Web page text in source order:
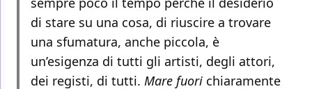
di stare su una cosa, di riuscire a trovare
una sfumatura, anche piccola, è
un’esigenza di tutti gli artisti, degli attori,
dei registi, di tutti. Mare fuori chiaramente